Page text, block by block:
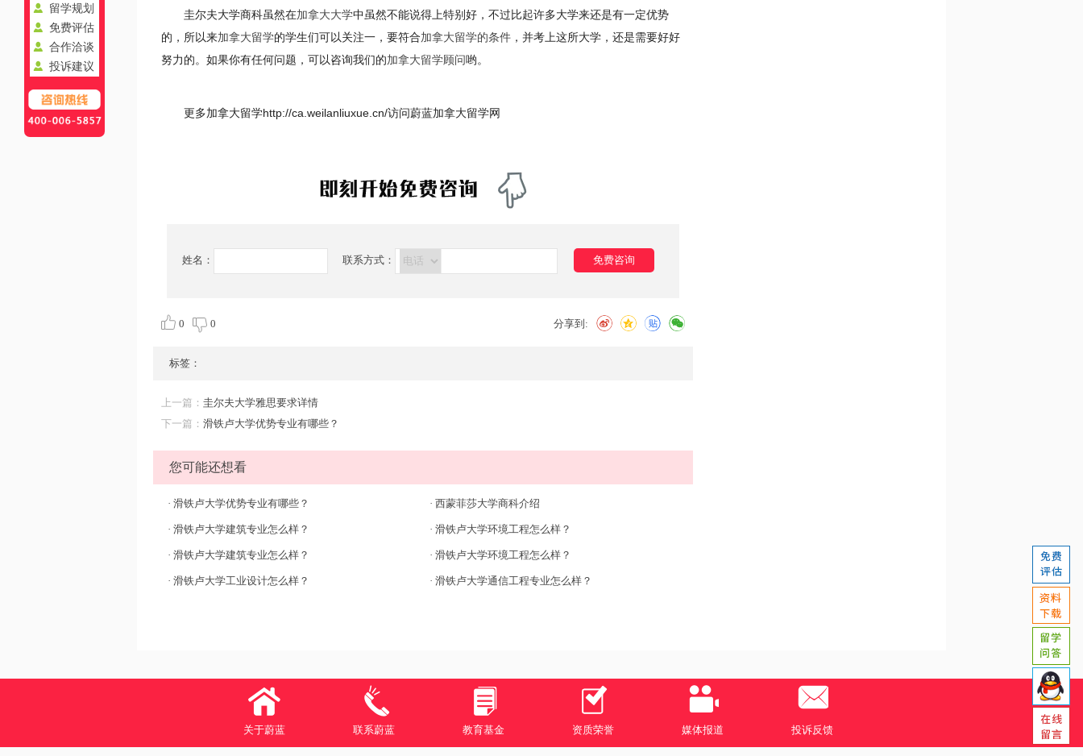
圭尔夫大学商科虽然在加拿大大学中虽然不能说得上特别好，不过比起许多大学来还是有一定优势
的，所以来加拿大留学的学生们可以关注一，要符合加拿大留学的条件 ，并考上这所大学，还是需要好好
努力的。如果你有任何问题，可以咨询我们的加拿大留学顾问哟。
更多加拿大留学http://ca.weilanliuxue.cn/访问蔚蓝加拿大留学网
姓名： 联系方式： 免费咨询
0 0 分享到:
标签：
上一篇： 圭尔夫大学雅思要求详情
下一篇： 滑铁卢大学优势专业有哪些？
您可能还想看
· 滑铁卢大学优势专业有哪些？ · 西蒙菲莎大学商科介绍
· 滑铁卢大学建筑专业怎么样？ · 滑铁卢大学环境工程怎么样？
· 滑铁卢大学建筑专业怎么样？ · 滑铁卢大学环境工程怎么样？
· 滑铁卢大学工业设计怎么样？ · 滑铁卢大学通信工程专业怎么样？
关于蔚蓝 联系蔚蓝 教育基金 资质荣誉 媒体报道 投诉反馈
留学规划
免费评估
合作洽谈
投诉建议